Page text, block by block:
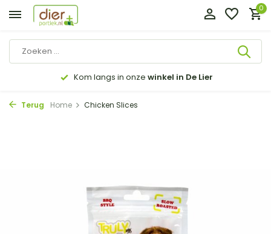
0
Kom langs in onze winkel in De Lier
Terug Home Chicken Slices